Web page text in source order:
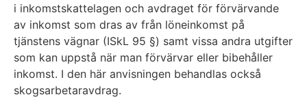
i inkomstskattelagen och avdraget för förvärvande
av inkomst som dras av från löneinkomst på
tjänstens vägnar (ISkL 95 §) samt vissa andra utgifter
som kan uppstå när man förvärvar eller bibehåller
inkomst. I den här anvisningen behandlas också
skogsarbetaravdrag.